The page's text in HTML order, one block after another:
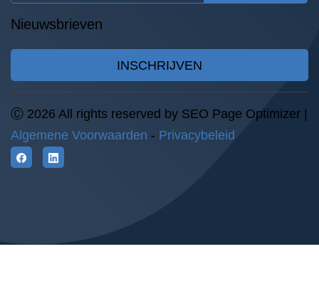
Nieuwsbrieven
INSCHRIJVEN
Ⓒ 2026 All rights reserved by SEO Page Optimizer |
Algemene Voorwaarden - Privacybeleid